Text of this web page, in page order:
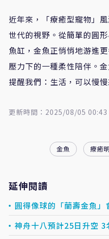
近年來，「療癒型寵物」
世代的視野。從簡單的圓
魚缸，金魚正悄悄地游進
壓力下的一種柔性陪伴。
提醒我們：生活，可以慢
更新時間：2025/08/05 00:43
金魚 療癒
延伸閱讀
圓得像球的「蘭壽金魚
神舟十八預計25日升空